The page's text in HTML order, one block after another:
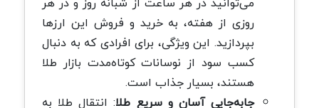
روزی از هفته، به خرید و فروش این ارزها
بپردازید. این ویژگی، برای افرادی که به دنبال
کسب سود از نوسانات کوتاه‌مدت بازار طلا
هستند، بسیار جذاب است.
جابه‌جایی آسان و سریع طلا: انتقال طلا به